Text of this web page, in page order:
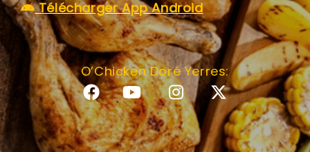
NOTRE RESTAURANT
VOS AVIS
MENTIONS LÉGALES
C.G.V
Télécharger App Android
O’Chicken Doré Yerres: